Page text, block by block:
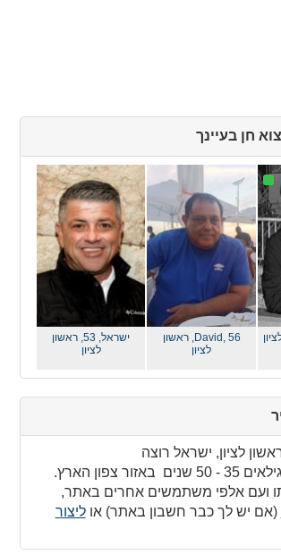
חן בעיינך
to
contents
David, 56, ראשון
לציון
ישראל, 53,
ראשון
לציון
to
collapse
contents
לציון, ישראל רוצה
צפון הארץ.
ועם אלפי משתמשים אחרים באתר,
(אם יש לך כבר חשבון באתר) אוליצור